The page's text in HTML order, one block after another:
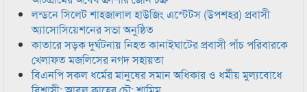
লন্ডনে সিলেট শাহজালাল হাউজিং এস্টেটস (উপশহর) প্রবাসী
অ্যাসোসিয়েশনের সভা অনুষ্ঠিত
কাতারে সড়ক দুর্ঘটনায় নিহত কানাইঘাটের প্রবাসী পাঁচ পরিবারকে
খেলাফত মজলিসের নগদ সহায়তা
বিএনপি সকল ধর্মের মানুষের সমান অধিকার ও ধর্মীয় মুল্যবোধে